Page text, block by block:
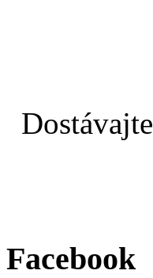
Dostávajte
Facebook